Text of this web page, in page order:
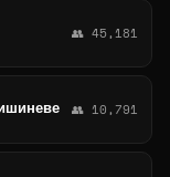
👥 45,181
👥 10,791